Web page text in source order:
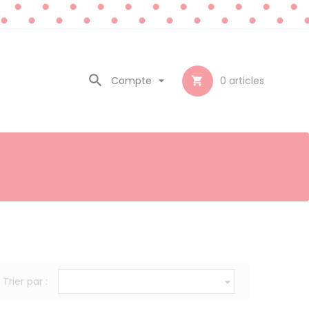
 0 articles
Compte 

Trier par : 